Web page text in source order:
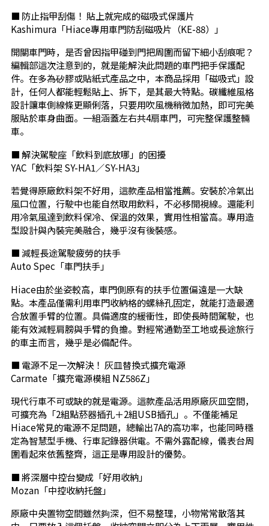
■ 防止指甲刮傷！ 貼上就完成的磁吸式保護片
Kashimura「Hiace專用車門防刮磁吸片（KE-88）」
開關車門時，是否曾因指甲碰到門把周圍而留下細小刮痕呢？
編輯部這次注意到的，就是能解決此問題的車門把手保護配
件。在多為矽膠或貼紙式產品之中，本商品採用「磁吸式」設
計，任何人都能輕鬆貼上、拆下，是其最大特點。碳纖維風格
設計讓車側線條更顯俐落，只要用吹風機稍微加熱，即可完美
服貼於車身曲面。一組涵蓋左右共4扇車門，可完整保護整輛
車。
■ 解決駕駛座「飲料到底放哪」的困擾
YAC「飲料架 SY-HA1／SY-HA3」
若覺得原廠飲料架不好用，這款產品相當推薦。安裝於冷氣出
風口位置，行駛中也能自然取用飲料，不必移開視線。還能利
用冷氣風達到飲料保冷、保溫的效果，實用性相當高。專用造
型設計與內裝完美融合，幾乎沒有後裝感。
■ 減輕長途駕駛疲勞的扶手
Auto Spec「車門扶手」
Hiace由於坐姿較高，車門側原有的扶手位置偏遠是一大缺
點。本產品僅需利用車門收納格的螺絲孔固定，就能打造最適
合放置手臂的位置。具備適度的緩衝性，即使長時間駕駛，也
能有效減輕肩膀與手臂的負擔。對經常通勤至工地或長途旅行
的車主而言，幾乎是必備配件。
■ 電源不足一次解決！ 灰皿替換式擴充電源
Carmate「擴充電源模組 NZ586Z」
現代行車不可或缺的就是電源。這款產品活用原廠灰皿空間，
可擴充為「2組點菸器插孔＋2組USB插孔」。不僅能補足
Hiace常見的電源不足問題，總輸出7A的高功率，也能同時穩
定為智慧型手機、行車記錄器供電。不需外露配線，儀表台周
圍看起來依舊整齊，這正是專用設計的優勢。
■ 將深層中控台變成「好用收納」
Mozan「中控收納托盤」
原廠中央置物空間雖然夠深，但不易整理，小物常常散落其